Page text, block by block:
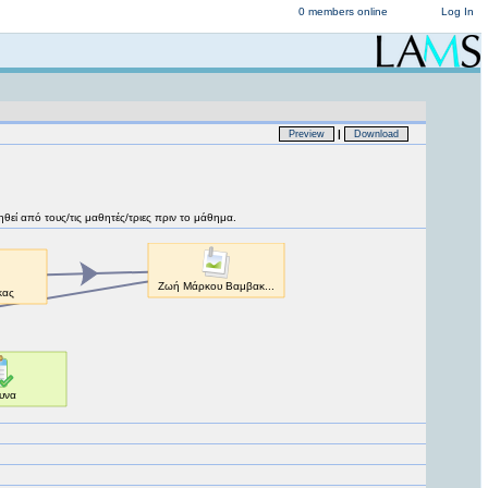
Log In
0 members online
Preview | Download
από τους/τις μαθητές/τριες πριν το μάθημα.